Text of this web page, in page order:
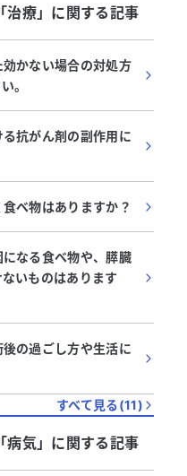
治療」に関する記事
かない場合の対処方
。
抗がん剤の副作用に
べ物はありますか？
なる食べ物や、膵臓
いものはあります
の過ごし方や生活に
すべて見る(11)
病気」に関する記事